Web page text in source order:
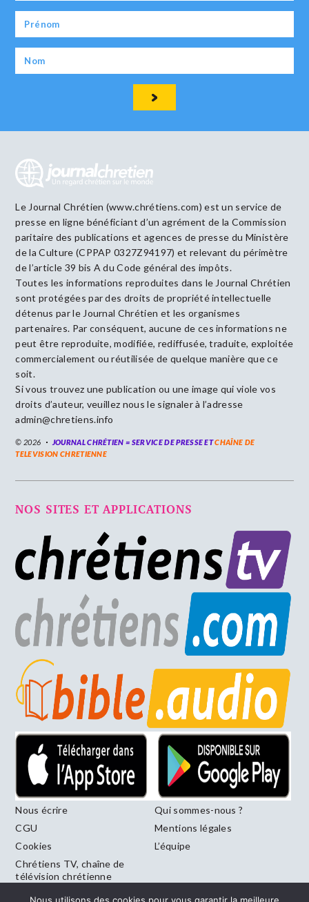
Le Journal Chrétien (www.chrétiens.com) est un service de
presse en ligne bénéficiant d’un agrément de la Commission
paritaire des publications et agences de presse du Ministère
de la Culture (CPPAP 0327Z94197) et relevant du périmètre
de l’article 39 bis A du Code général des impôts.
Toutes les informations reproduites dans le Journal Chrétien
sont protégées par des droits de propriété intellectuelle
détenus par le Journal Chrétien et les organismes
partenaires. Par conséquent, aucune de ces informations ne
peut être reproduite, modifiée, rediffusée, traduite, exploitée
commercialement ou réutilisée de quelque manière que ce
soit.
Si vous trouvez une publication ou une image qui viole vos
droits d’auteur, veuillez nous le signaler à l’adresse
admin@chretiens.info
© 2026 JOURNAL CHRÉTIEN = SERVICE DE PRESSE ETCHAÎNE DE
TELEVISION CHRETIENNE
NOS SITES ET APPLICATIONS
Nous écrire
Qui sommes-nous ?
CGU
Mentions légales
Cookies
L’équipe
Chrétiens TV, chaîne de
télévision chrétienne